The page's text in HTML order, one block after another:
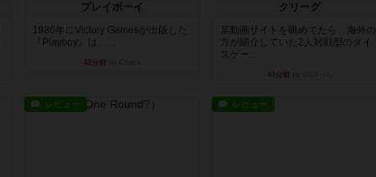
プレイボーイ
1986年にVictory Gamesが出版した
『Playboy』は、...
42分前
クリーグ
某動画サイトを眺めてたら、海外の
方が紹介していた2人対戦型のダイ
スゲー...
44分前
レビュー レビュー